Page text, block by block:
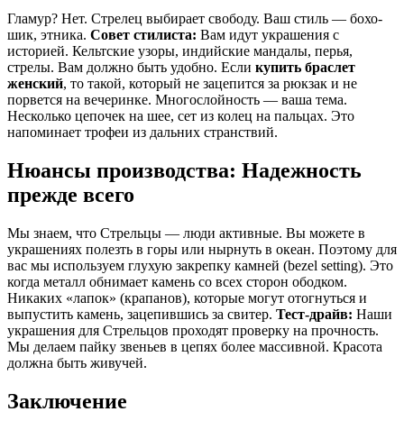
Гламур? Нет. Стрелец выбирает свободу. Ваш стиль — бохо-
шик, этника. Совет стилиста: Вам идут украшения с
историей. Кельтские узоры, индийские мандалы, перья,
стрелы. Вам должно быть удобно. Если купить браслет
женский, то такой, который не зацепится за рюкзак и не
порвется на вечеринке. Многослойность — ваша тема.
Несколько цепочек на шее, сет из колец на пальцах. Это
напоминает трофеи из дальних странствий.
Нюансы производства: Надежность
прежде всего
Мы знаем, что Стрельцы — люди активные. Вы можете в
украшениях полезть в горы или нырнуть в океан. Поэтому для
вас мы используем глухую закрепку камней (bezel setting). Это
когда металл обнимает камень со всех сторон ободком.
Никаких «лапок» (крапанов), которые могут отогнуться и
выпустить камень, зацепившись за свитер. Тест-драйв: Наши
украшения для Стрельцов проходят проверку на прочность.
Мы делаем пайку звеньев в цепях более массивной. Красота
должна быть живучей.
Заключение